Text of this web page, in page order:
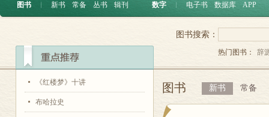
图书
︱ 新书 常备 丛书 辑刊
数字
电子书 数据库 APP
《红楼梦》十讲
布哈拉史
图书搜索：
热门图书： 辞
图书 新书 常备